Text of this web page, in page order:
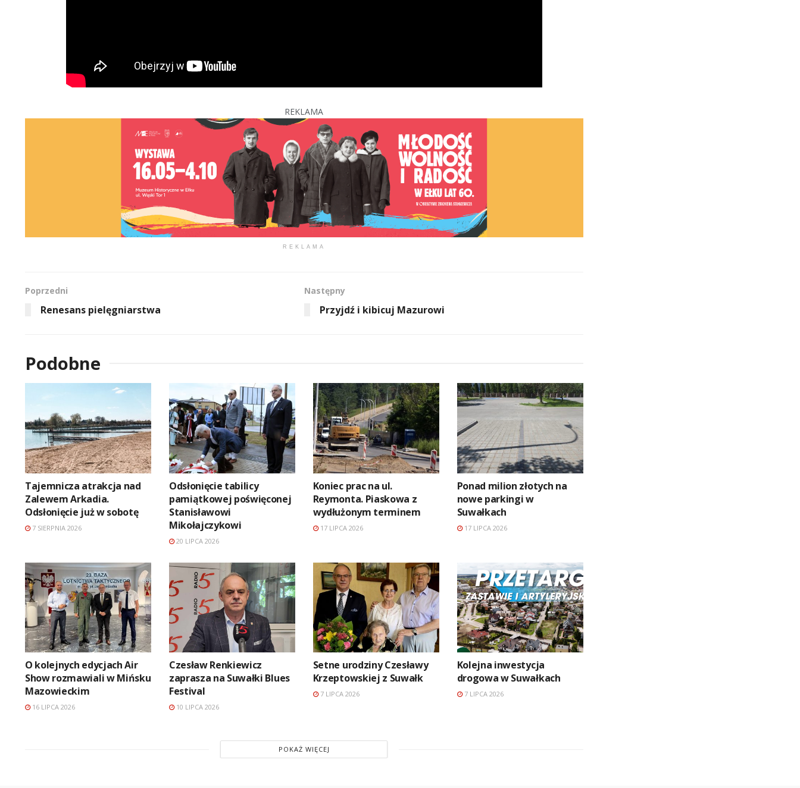
REKLAMA
REKLAMA
Poprzedni
Renesans pielęgniarstwa
Następny
Przyjdź i kibicuj Mazurowi
Podobne
Tajemnicza atrakcja nad
Zalewem Arkadia.
Odsłonięcie już w sobotę
7 SIERPNIA 2026
Odsłonięcie tabilicy
pamiątkowej poświęconej
Stanisławowi
Mikołajczykowi
20 LIPCA 2026
Koniec prac na ul.
Reymonta. Piaskowa z
wydłużonym terminem
17 LIPCA 2026
Ponad milion złotych na
nowe parkingi w
Suwałkach
17 LIPCA 2026
O kolejnych edycjach Air
Show rozmawiali w Mińsku
Mazowieckim
16 LIPCA 2026
Czesław Renkiewicz
zaprasza na Suwałki Blues
Festival
10 LIPCA 2026
Setne urodziny Czesławy
Krzeptowskiej z Suwałk
7 LIPCA 2026
Kolejna inwestycja
drogowa w Suwałkach
7 LIPCA 2026
POKAŻ WIĘCEJ